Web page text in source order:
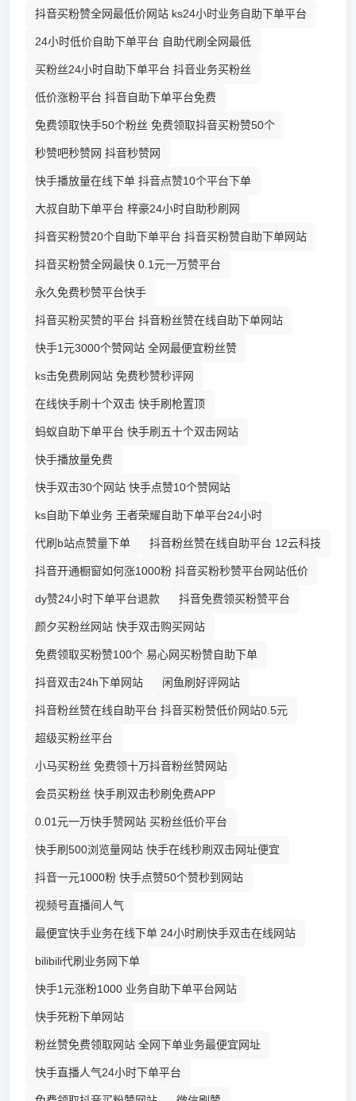
抖音买粉赞全网最低价网站 ks24小时业务自助下单平台
24小时低价自助下单平台 自助代刷全网最低
买粉丝24小时自助下单平台 抖音业务买粉丝
低价涨粉平台 抖音自助下单平台免费
免费领取快手50个粉丝 免费领取抖音买粉赞50个
秒赞吧秒赞网 抖音秒赞网
快手播放量在线下单 抖音点赞10个平台下单
大叔自助下单平台 梓豪24小时自助秒刷网
抖音买粉赞20个自助下单平台 抖音买粉赞自助下单网站
抖音买粉赞全网最快 0.1元一万赞平台
永久免费秒赞平台快手
抖音买粉买赞的平台 抖音粉丝赞在线自助下单网站
快手1元3000个赞网站 全网最便宜粉丝赞
ks击免费刷网站 免费秒赞秒评网
在线快手刷十个双击 快手刷枪置顶
蚂蚁自助下单平台 快手刷五十个双击网站
快手播放量免费
快手双击30个网站 快手点赞10个赞网站
ks自助下单业务 王者荣耀自助下单平台24小时
代刷b站点赞量下单 抖音粉丝赞在线自助平台 12云科技
抖音开通橱窗如何涨1000粉 抖音买粉秒赞平台网站低价
dy赞24小时下单平台退款 抖音免费领买粉赞平台
颜夕买粉丝网站 快手双击购买网站
免费领取买粉赞100个 易心网买粉赞自助下单
抖音双击24h下单网站 闲鱼刷好评网站
抖音粉丝赞在线自助平台 抖音买粉赞低价网站0.5元
超级买粉丝平台
小马买粉丝 免费领十万抖音粉丝赞网站
会员买粉丝 快手刷双击秒刷免费APP
0.01元一万快手赞网站 买粉丝低价平台
快手刷500浏览量网站 快手在线秒刷双击网址便宜
抖音一元1000粉 快手点赞50个赞秒到网站
视频号直播间人气
最便宜快手业务在线下单 24小时刷快手双击在线网站
bilibili代刷业务网下单
快手1元涨粉1000 业务自助下单平台网站
快手死粉下单网站
粉丝赞免费领取网站 全网下单业务最便宜网址
快手直播人气24小时下单平台